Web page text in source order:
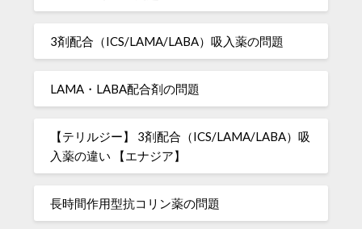
3剤配合（ICS/LAMA/LABA）吸入薬の問題
LAMA・LABA配合剤の問題
【テリルジー】 3剤配合（ICS/LAMA/LABA）吸
入薬の違い 【エナジア】
長時間作用型抗コリン薬の問題